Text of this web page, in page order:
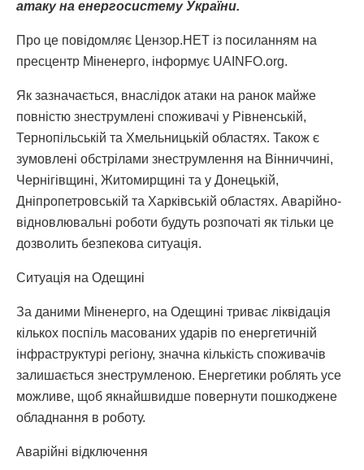
атаку на енергосистему України.
Про це повідомляє Цензор.НЕТ із посиланням на
пресцентр Міненерго, інформує UAINFO.org.
Як зазначається, внаслідок атаки на ранок майже
повністю знеструмлені споживачі у Рівненській,
Тернопільській та Хмельницькій областях. Також є
зумовлені обстрілами знеструмлення на Вінниччині,
Чернігівщині, Житомирщині та у Донецькій,
Дніпропетровській та Харківській областях. Аварійно-
відновлювальні роботи будуть розпочаті як тільки це
дозволить безпекова ситуація.
Ситуація на Одещині
За даними Міненерго, на Одещині триває ліквідація
кількох поспіль масованих ударів по енергетичній
інфраструктурі регіону, значна кількість споживачів
залишається знеструмленою. Енергетики роблять усе
можливе, щоб якнайшвидше повернути пошкоджене
обладнання в роботу.
Аварійні відключення